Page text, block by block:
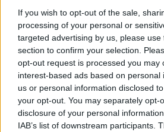
If you wish to opt-out of the sale,
processing of your personal or
targeted advertising by us, please
section to confirm your selection.
opt-out request is processed you may
interest-based ads based on personal
us or personal information disclosed
your opt-out. You may separately opt-
disclosure of your personal
IAB’s list of downstream participants.
вработени лица на УЈП на
на непочитување на
интерните акти на
© Vecer.mk, правата за текстот се
„СПУШТЕТЕ ГИ
ГОРИВОТО
нареди на